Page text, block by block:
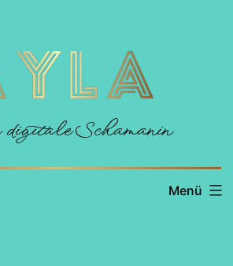
Schamanin
Menü